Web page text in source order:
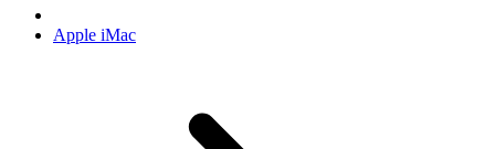
Apple iMac